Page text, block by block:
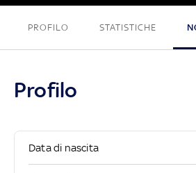
PROFILO STATISTICHE
Profilo
Data di nascita